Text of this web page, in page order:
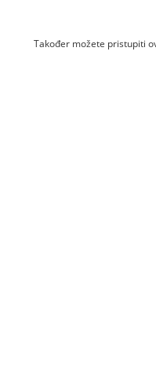
Također možete pristupiti